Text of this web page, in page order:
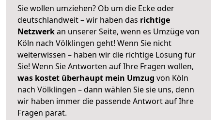
Sie wollen umziehen? Ob um die Ecke oder
deutschlandweit – wir haben das richtige
Netzwerkan unserer Seite, wenn es Umzüge von
Köln nach Völklingen geht! Wenn Sie nicht
weiterwissen – haben wir die richtige Lösung für
Sie! Wenn Sie Antworten auf Ihre Fragen wollen,
was kostet überhaupt mein Umzug von Köln
nach Völklingen – dann wählen Sie sie uns, denn
wir haben immer die passende Antwort auf Ihre
Fragen parat.